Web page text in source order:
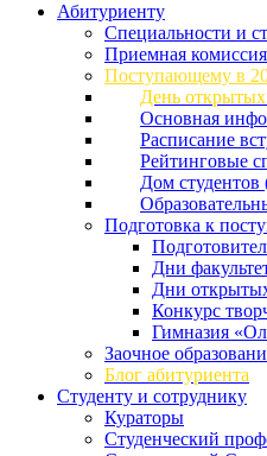
Абитуриенту
Специальности и
Приемная комиссия
Поступающему в
День
Основная
Расписание
Рейтинговые
Дом
Подготовка к
Дни
Дни
Конкурс
Гимназия
Заочное
Блог абитуриента
Студенту и сотруднику
Кураторы
Студенческий